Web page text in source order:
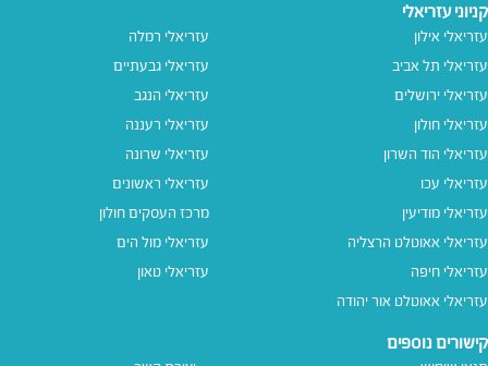
קניוני עזריאלי
עזריאלי אילון
עזריאלי תל אביב
עזריאלי ירושלים
עזריאלי חולון
עזריאלי הוד השרון
עזריאלי עכו
עזריאלי מודיעין
עזריאלי אאוטלט הרצליה
עזריאלי חיפה
עזריאלי אאוטלט אור יהודה
עזריאלי רמלה
עזריאלי גבעתיים
עזריאלי הנגב
עזריאלי רעננה
עזריאלי שרונה
עזריאלי ראשונים
מרכז העסקים חולון
עזריאלי מול הים
עזריאלי טאון
קישורים נוספים